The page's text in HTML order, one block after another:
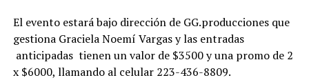
El evento estará bajo dirección de GG.producciones que
gestiona Graciela Noemí Vargas y las entradas
anticipadas tienen un valor de $3500 y una promo de 2
x $6000, llamando al celular 223-436-8809.